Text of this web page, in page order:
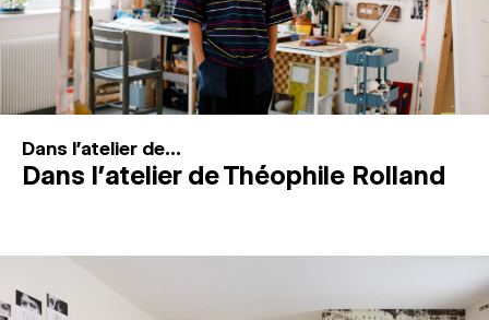
Recherche
Connexion
Dans l'atelier de...
Dans l’atelier de Théophile Rolland